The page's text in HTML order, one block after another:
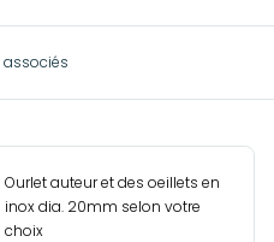
associés
Ourlet auteur et des oeillets en
inox dia. 20mm selon votre
choix